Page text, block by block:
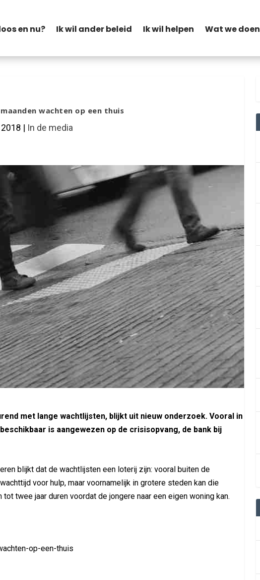
en nu? Ik wil ander beleid Ik wil helpen Wat we doen
wachten op een thuis
| In de media
met lange wachtlijsten, blijkt uit nieuw onderzoek. Vooral in
is aangewezen op de crisisopvang, de bank bij
blijkt dat de wachtlijsten een loterij zijn: vooral buiten de
voor hulp, maar voornamelijk in grotere steden kan die
twee jaar duren voordat de jongere naar een eigen woning kan.
op-een-thuis